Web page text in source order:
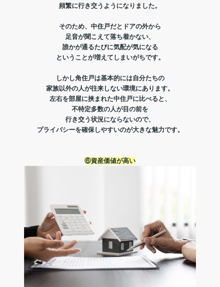
頻繁に行き交うようになりました。
そのため、中住戸だとドアの外から
足音が聞こえて落ち着かない、
誰かが通るたびに気配が気になる
ということが増えてしまいがちです。
しかし角住戸は基本的には自分たちの
家族以外の人が往来しない環境にあります。
左右を部屋に挟まれた中住戸に比べると、
不特定多数の人が目の前を
行き交う状況にならないので、
プライバシーを確保しやすいのが大きな魅力です。
⑥資産価値が高い